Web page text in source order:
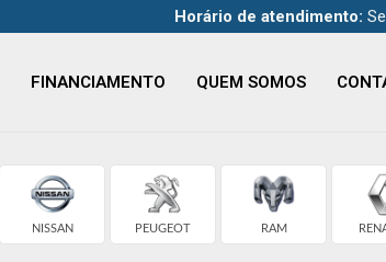
Horário de atendimento:
FINANCIAMENTO QUEM SOMOS
NISSAN PEUGEOT RAM